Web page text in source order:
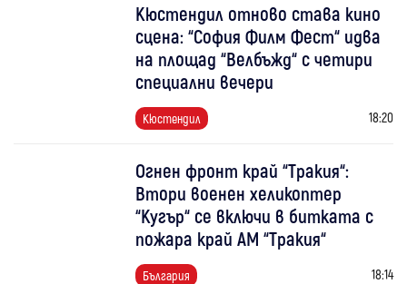
Кюстендил отново става кино
сцена: “София Филм Фест“ идва
на площад “Велбъжд“ с четири
специални вечери
Кюстендил 18:20
Огнен фронт край “Тракия“:
Втори военен хеликоптер
“Кугър“ се включи в битката с
пожара край АМ “Тракия“
България 18:14